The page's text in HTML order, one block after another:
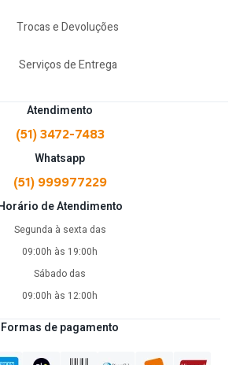
Atendimento
(51) 3472-7483
Whatsapp
(51) 999977229
de Atendimento
Segunda à sexta das
09:00h às 19:00h
Sábado das
09:00h às 12:00h
Trocas e Devoluções
Serviços de Entrega
Formas de pagamento